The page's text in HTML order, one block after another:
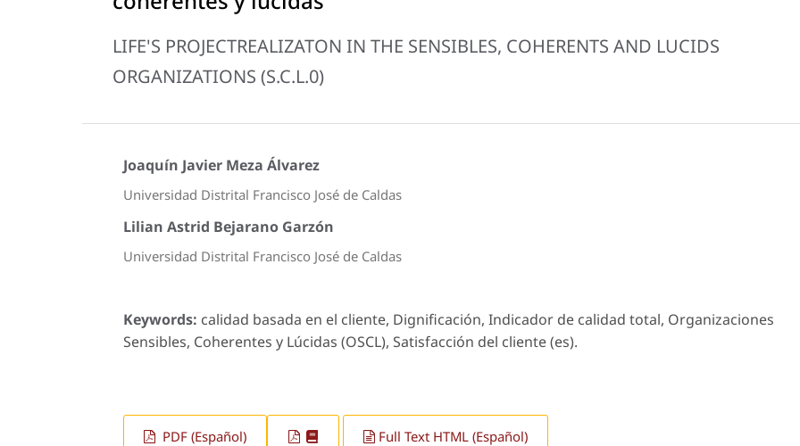
LIFE'S PROJECTREALIZATON IN THE SENSIBLES, COHERENTS AND LUCIDS
ORGANIZATIONS (S.C.L.0)
Joaquín Javier Meza Álvarez
Universidad Distrital Francisco José de Caldas
Lilian Astrid Bejarano Garzón
Universidad Distrital Francisco José de Caldas
Keywords: calidad basada en el cliente, Dignificación, Indicador de calidad total, Organizaciones
Sensibles, Coherentes y Lúcidas (OSCL), Satisfacción del cliente (es).
PDF (Español) Full Text HTML (Español)